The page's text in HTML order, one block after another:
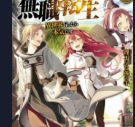
20 046 глава
21 047 глава
22 048 глава